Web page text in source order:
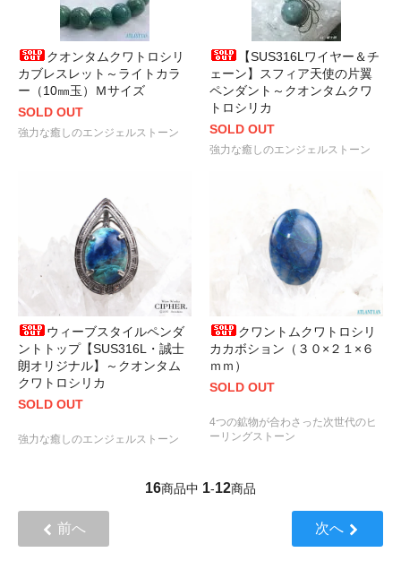
クオンタムクワトロシリ
カブレスレット～ライトカラ
ー（10㎜玉）Ｍサイズ
SOLD OUT
強力な癒しのエンジェルストーン
【SUS316Lワイヤー＆チ
ェーン】スフィア天使の片翼
ペンダント～クオンタムクワ
トロシリカ
SOLD OUT
強力な癒しのエンジェルストーン
ウィーブスタイルペンダ
ントトップ【SUS316L・誠士
朗オリジナル】～クオンタム
クワトロシリカ
SOLD OUT
強力な癒しのエンジェルストーン
クワントムクワトロシリ
カカボション（３０×２１×６
ｍｍ）
SOLD OUT
4つの鉱物が合わさった次世代のヒ
ーリングストーン
16商品中 1-12商品
前へ 次へ